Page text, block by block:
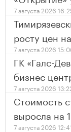
7 августа 2026
росту цен
7 августа 2026
ГК «Галс-
бизнес
7 августа 2026
Стоимость
выросла на
7 августа 2026